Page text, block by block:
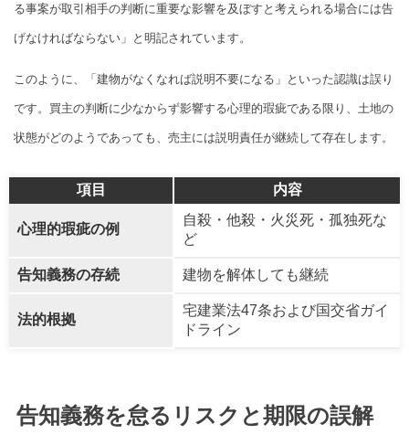
る事案が取引相手の判断に重要な影響を及ぼすと考えられる場合には告
げなければならない」と明記されています。
このように、「建物がなくなれば説明不要になる」といった認識は誤り
です。買主の判断に少なからず影響する心理的瑕疵である限り、土地の
状態がどのようであっても、売主には説明責任が継続して存在します。
項目 内容
心理的瑕疵の例
自殺・他殺・火災死・孤独死な
ど
告知義務の存続 建物を解体しても継続
法的根拠
宅建業法47条および国交省ガイ
ドライン
告知義務を怠るリスクと期限の誤解